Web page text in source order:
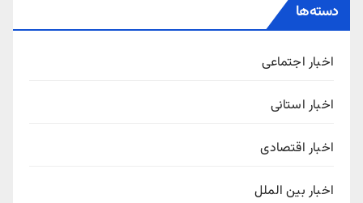
دسته‌ها
اخبار اجتماعی
اخبار استانی
اخبار اقتصادی
اخبار بین الملل